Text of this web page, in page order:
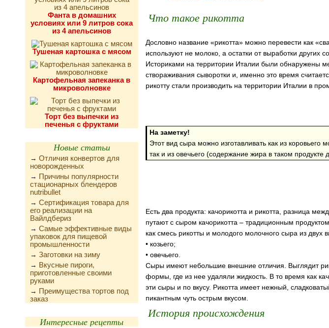
Фанта в домашних
условиях или 9 литров сока
из 4 апельсинов
Тушеная картошка с мясом
Картофельная запеканка в
микроволновке
Торт без выпечки из
печенья с фруктами
Новые статьи
→ Отличия конвертов для
новорожденных
→ Причины популярности
стационарных блендеров
nutribullet
→ Сертификация товара для
его реализации на
Вайлдбериз
→ Самые эффективные виды
упаковок для пищевой
промышленности
→ Заготовки на зиму
→ Вкусные пироги,
приготовленные своими
руками
→ Преимущества тортов под
заказ
Интересные рецепты
Что такое рикотта
Дословно название «рикотта» можно перевести как
используют не молоко, а остатки от выработки других
Историками на территории Италии были обнаружены
створаживания сыворотки и, именно это время
рикотту стали производить на территории Италии в
На заметку!
Этот вид сыра можно изготавливать как из коровьего
так и из овечьего (содержание жира в таком продукте
Есть два продукта: качорикотта и рикотта, разница
путают с сыром качорикотта – традиционным
как смесь рикотты и молодого молочного сыра из двух
• козьего;
• овечьего.
Сыры имеют небольшие внешние отличия. Выглядит
формы, где из нее удаляли жидкость. В то время как
эти сыры и по вкусу. Рикотта имеет нежный,
пикантным чуть острым вкусом.
История происхождения